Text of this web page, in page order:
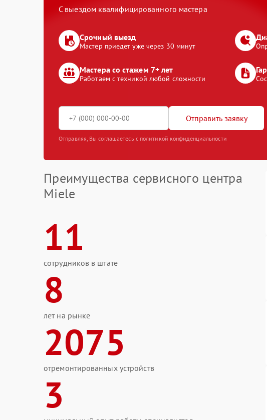
С выездом квалифицированного мастера
Срочный выезд
Мастер приедет уже через 30 минут
Мастера со стажем 7+ лет
Работаем с техникой любой сложности
Отправить заявку
Отправляя, Вы соглашаетесь с политикой конфиденциальности
Преимущества сервисного центра
Miele
11
сотрудников в штате
8
лет на рынке
2075
отремонтированных устройств
3